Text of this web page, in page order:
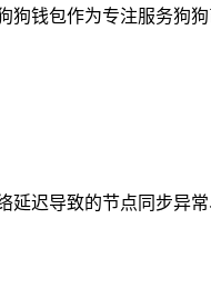
钱包作为专注服务狗
迟导致的节点同步异